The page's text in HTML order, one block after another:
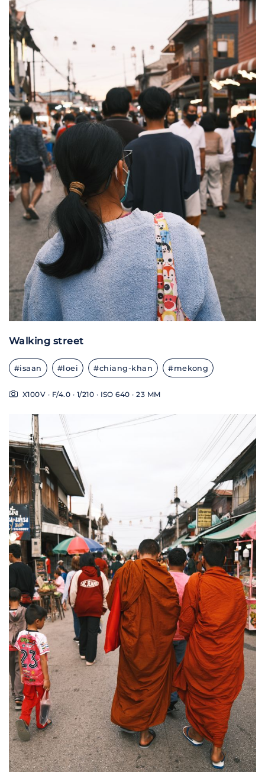
Walking street
#isaan #loei #chiang-khan #mekong
X100V · F/4.0 · 1/210 · ISO 640 · 23 MM